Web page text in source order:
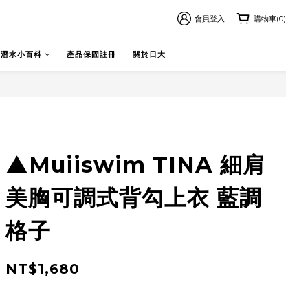
會員登入 購物車(0)
潛水小百科 產品保固註冊 關於日大
▲Muiiswim TINA 細肩
美胸可調式背勾上衣 藍調
格子
NT$1,680